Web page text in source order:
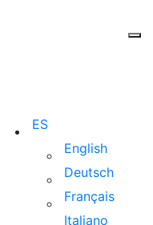
ES
English
Deutsch
Français
Italiano